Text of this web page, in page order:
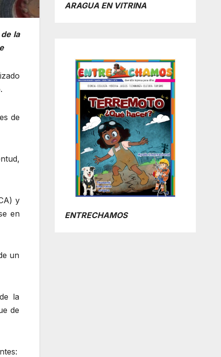
la
de
y
en
un
la
de
ARAGUA EN VITRINA
ENTRECHAMOS